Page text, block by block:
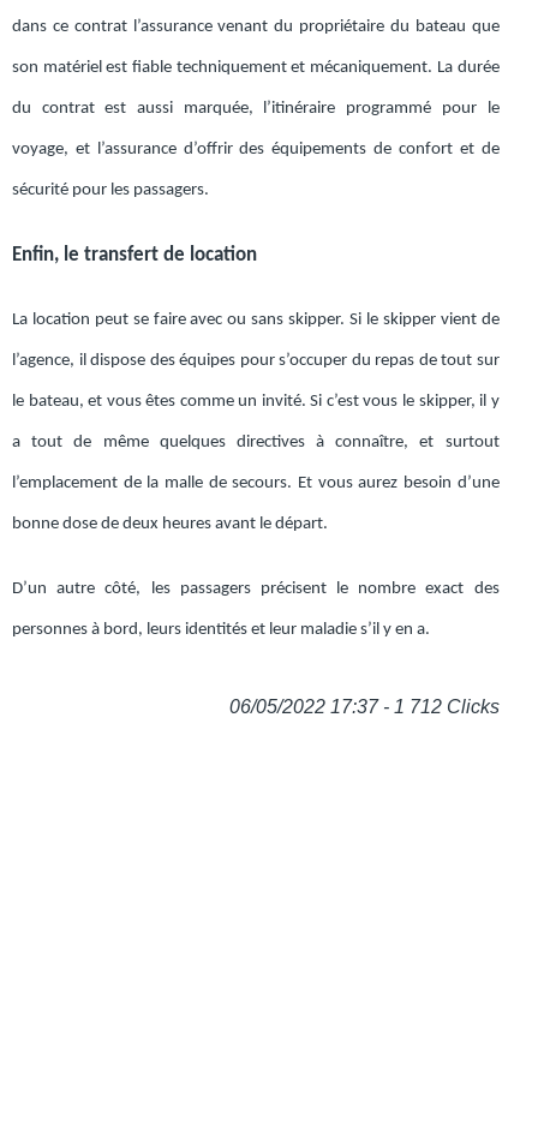
dans ce contrat l’assurance venant du propriétaire du bateau que
son matériel est fiable techniquement et mécaniquement. La durée
du contrat est aussi marquée, l’itinéraire programmé pour le
voyage, et l’assurance d’offrir des équipements de confort et de
sécurité pour les passagers.
Enfin, le transfert de location
La location peut se faire avec ou sans skipper. Si le skipper vient de
l’agence, il dispose des équipes pour s’occuper du repas de tout sur
le bateau, et vous êtes comme un invité. Si c’est vous le skipper, il y
a tout de même quelques directives à connaître, et surtout
l’emplacement de la malle de secours. Et vous aurez besoin d’une
bonne dose de deux heures avant le départ.
D’un autre côté, les passagers précisent le nombre exact des
personnes à bord, leurs identités et leur maladie s’il y en a.
06/05/2022 17:37 - 1 712 Clicks